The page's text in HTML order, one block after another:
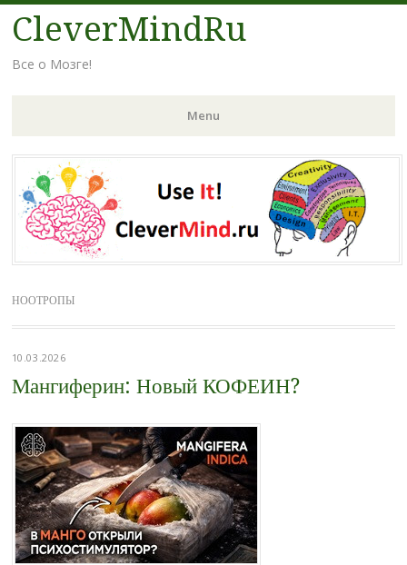
CleverMindRu
Все о Мозге!
Menu
Skip
to
content
НООТРОПЫ
10.03.2026
Мангиферин: Новый КОФЕИН?